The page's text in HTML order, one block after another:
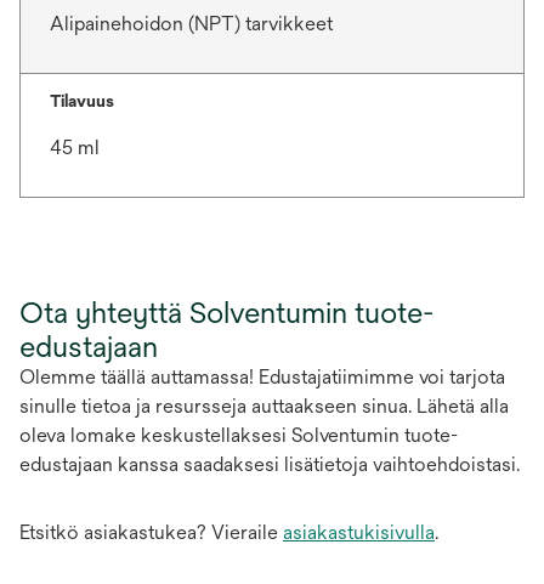
Alipainehoidon (NPT) tarvikkeet
Tilavuus
45 ml
Ota yhteyttä Solventumin tuote-
edustajaan
Olemme täällä auttamassa! Edustajatiimimme voi tarjota
sinulle tietoa ja resursseja auttaakseen sinua. Lähetä alla
oleva lomake keskustellaksesi Solventumin tuote-
edustajaan kanssa saadaksesi lisätietoja vaihtoehdoistasi.
Etsitkö asiakastukea? Vieraile asiakastukisivulla.